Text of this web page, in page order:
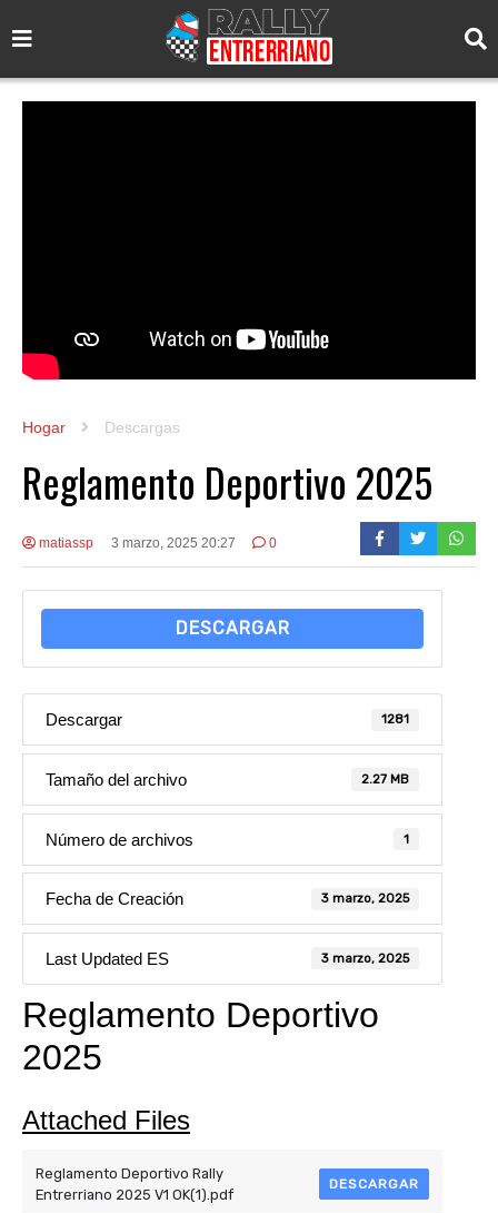
Hogar Descargas
Reglamento Deportivo 2025
matiassp 3 marzo, 2025 20:27 0
DESCARGAR
Descargar 1281
Tamaño del archivo 2.27 MB
Número de archivos 1
Fecha de Creación 3 marzo, 2025
Last Updated ES 3 marzo, 2025
Reglamento Deportivo
2025
Attached Files
Reglamento Deportivo Rally
Entrerriano 2025 V1 OK(1).pdf
DESCARGAR